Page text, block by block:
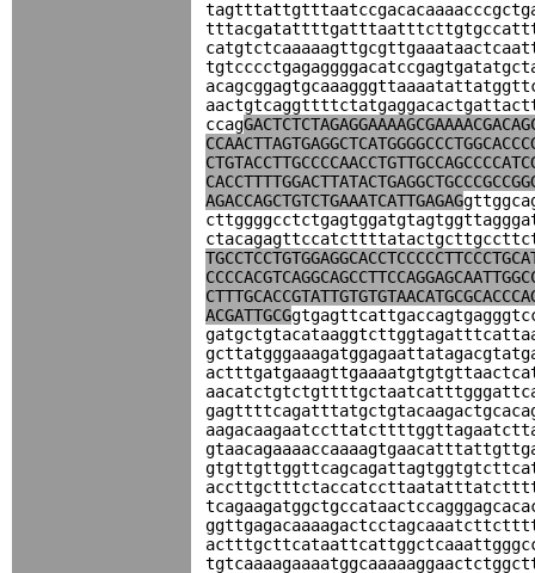
ccag
AGACCAGCTGTCTGAAATCATTGAGAG
ACGATTGCG